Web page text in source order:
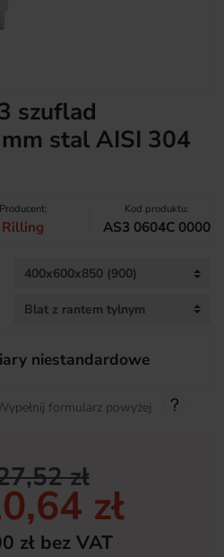
szuflad
stal AISI 304
Producent:
Rilling
Kod produktu:
AS3 0604C 0000
niestandardowe
formularz powyżej
zł
zł
zł bez VAT